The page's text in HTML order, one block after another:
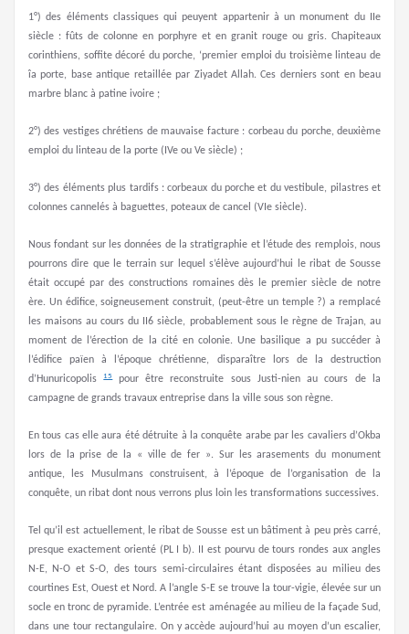
1°) des éléments classiques qui peuyent appartenir à un monument du IIe
siècle : fûts de colonne en porphyre et en granit rouge ou gris. Chapiteaux
corinthiens, soffite décoré du porche, ‘premier emploi du troisième linteau de
îa porte, base antique retaillée par Ziyadet Allah. Ces derniers sont en beau
marbre blanc à patine ivoire ;
2°) des vestiges chrétiens de mauvaise facture : corbeau du porche, deuxième
emploi du linteau de la porte (IVe ou Ve siècle) ;
3°) des éléments plus tardifs : corbeaux du porche et du vestibule, pilastres et
colonnes cannelés à baguettes, poteaux de cancel (VIe siècle).
Nous fondant sur les données de la stratigraphie et l’étude des remplois, nous
pourrons dire que le terrain sur lequel s’élève aujourd’hui le ribat de Sousse
était occupé par des constructions romaines dès le premier siècle de notre
ère. Un édifice, soigneusement construit, (peut-être un temple ?) a remplacé
les maisons au cours du II6 siècle, probablement sous le règne de Trajan, au
moment de l’érection de la cité en colonie. Une basilique a pu succéder à
l’édifice païen à l’époque chrétienne, disparaître lors de la destruction
d’Hunuricopolis15
pour être reconstruite sous Justi-nien au cours de la
campagne de grands travaux entreprise dans la ville sous son règne.
En tous cas elle aura été détruite à la conquête arabe par les cavaliers d’Okba
lors de la prise de la « ville de fer ». Sur les arasements du monument
antique, les Musulmans construisent, à l’époque de l’organisation de la
conquête, un ribat dont nous verrons plus loin les transformations successives.
Tel qu’il est actuellement, le ribat de Sousse est un bâtiment à peu près carré,
presque exactement orienté (PL I b). II est pourvu de tours rondes aux angles
N-E, N-O et S-O, des tours semi-circulaires étant disposées au milieu des
courtines Est, Ouest et Nord. A l’angle S-E se trouve la tour-vigie, élevée sur un
socle en tronc de pyramide. L’entrée est aménagée au milieu de la façade Sud,
dans une tour rectangulaire. On y accède aujourd’hui au moyen d’un escalier,